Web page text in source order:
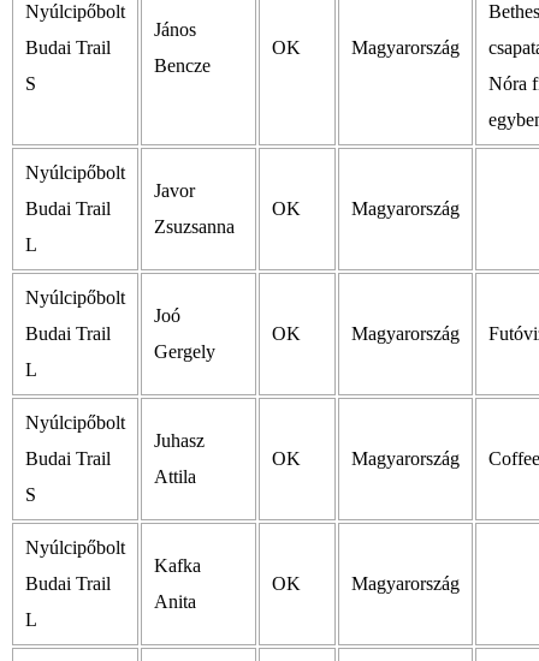
Nyúlcipőbolt
Budai Trail
S
János
Bencze
OK Magyarország
Nóra
Nyúlcipőbolt
Budai Trail
L
Javor
Zsuzsanna
OK Magyarország
Nyúlcipőbolt
Budai Trail
L
Joó
Gergely
OK Magyarország
Nyúlcipőbolt
Budai Trail
S
Juhasz
Attila
OK Magyarország
Nyúlcipőbolt
Budai Trail
L
Kafka
Anita
OK Magyarország